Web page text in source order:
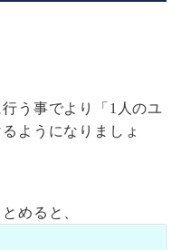
う事でより「1人のユ
ようになりましょ
めると、